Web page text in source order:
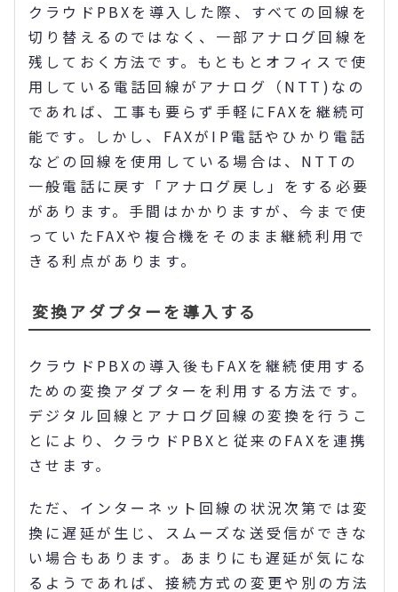
クラウドPBXを導入した際、すべての回線を
切り替えるのではなく、一部アナログ回線を
残しておく方法です。もともとオフィスで使
用している電話回線がアナログ（NTT)なの
であれば、工事も要らず手軽にFAXを継続可
能です。しかし、FAXがIP電話やひかり電話
などの回線を使用している場合は、NTTの
一般電話に戻す「アナログ戻し」をする必要
があります。手間はかかりますが、今まで使
っていたFAXや複合機をそのまま継続利用で
きる利点があります。
変換アダプターを導入する
クラウドPBXの導入後もFAXを継続使用する
ための変換アダプターを利用する方法です。
デジタル回線とアナログ回線の変換を行うこ
とにより、クラウドPBXと従来のFAXを連携
させます。
ただ、インターネット回線の状況次第では変
換に遅延が生じ、スムーズな送受信ができな
い場合もあります。あまりにも遅延が気にな
るようであれば、接続方式の変更や別の方法